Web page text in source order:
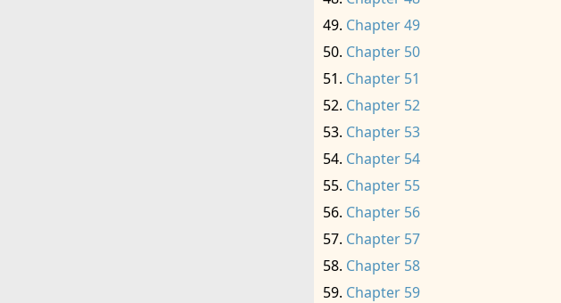
Chapter 49
Chapter 50
Chapter 51
Chapter 52
Chapter 53
Chapter 54
Chapter 55
Chapter 56
Chapter 57
Chapter 58
Chapter 59